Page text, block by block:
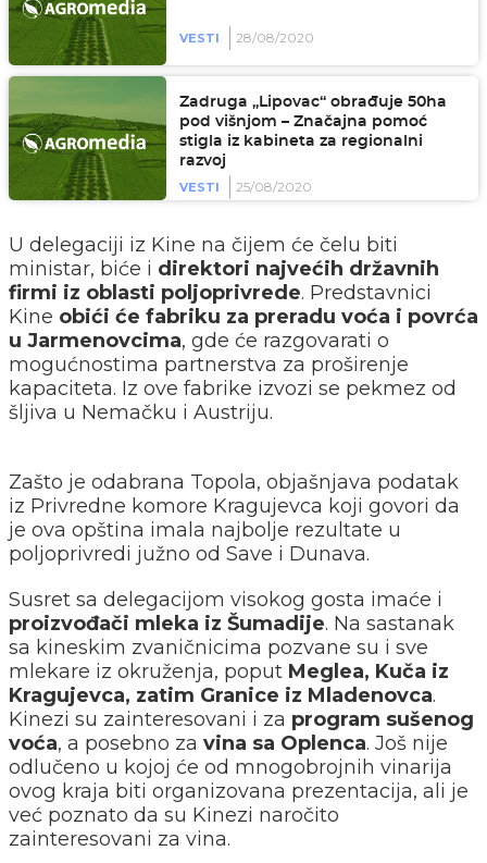
VESTI 28/08/2020
Zadruga „Lipovac“ obrađuje 50ha
pod višnjom – Značajna pomoć
stigla iz kabineta za regionalni
razvoj
VESTI
25/08/2020
U delegaciji iz Kine na čijem će čelu biti
ministar, biće i direktori najvećih državnih
firmi iz oblasti poljoprivrede. Predstavnici
Kine obići će fabriku za preradu voća i povrća
u Jarmenovcima, gde će razgovarati o
mogućnostima partnerstva za proširenje
kapaciteta. Iz ove fabrike izvozi se pekmez od
šljiva u Nemačku i Austriju.
Zašto je odabrana Topola, objašnjava podatak
iz Privredne komore Kragujevca koji govori da
je ova opština imala najbolje rezultate u
poljoprivredi južno od Save i Dunava.
Susret sa delegacijom visokog gosta imaće i
proizvođači mleka iz Šumadije. Na sastanak
sa kineskim zvaničnicima pozvane su i sve
mlekare iz okruženja, poput Meglea, Kuča iz
Kragujevca, zatim Granice iz Mladenovca.
Kinezi su zainteresovani i za program sušenog
voća, a posebno za vina sa Oplenca. Još nije
odlučeno u kojoj će od mnogobrojnih vinarija
ovog kraja biti organizovana prezentacija, ali je
već poznato da su Kinezi naročito
zainteresovani za vina.